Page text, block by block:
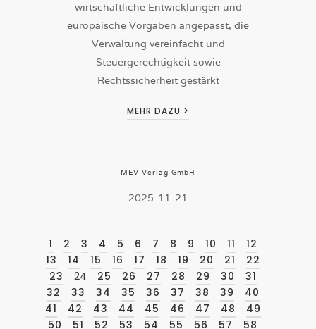
wirtschaftliche Entwicklungen und
europäische Vorgaben angepasst, die
Verwaltung vereinfacht und
Steuergerechtigkeit sowie
Rechtssicherheit gestärkt
MEHR DAZU >
MEV Verlag GmbH
2025-11-21
1 2 3 4 5 6 7 8 9 10 11
12
13
14 15 16 17 18 19 20 21
22
23
24 25 26 27 28 29 30
31
32
33 34 35 36 37 38 39
40
41
42 43 44 45 46 47 48
49
50
51 52 53 54 55 56 57 58